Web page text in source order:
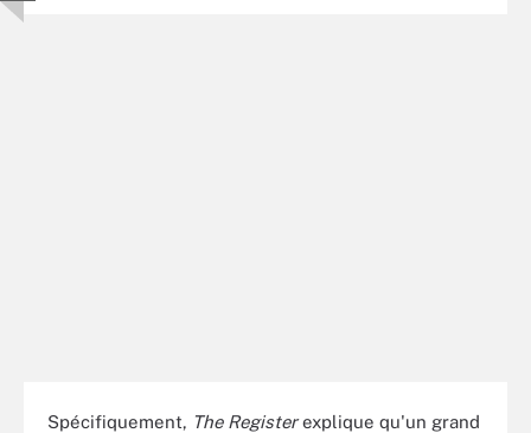
Spécifiquement, The Registerexplique qu'un grand